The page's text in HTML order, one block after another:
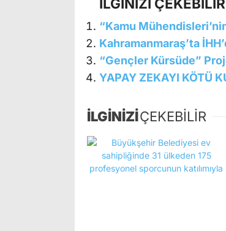
İLGİNİZİ
“Kamu
Kahramanmaraş’ta
“Gençler Kürsüde”
YAPAY ZEKAYI KÖTÜ
İLGİNİZİÇEKEBİLİR